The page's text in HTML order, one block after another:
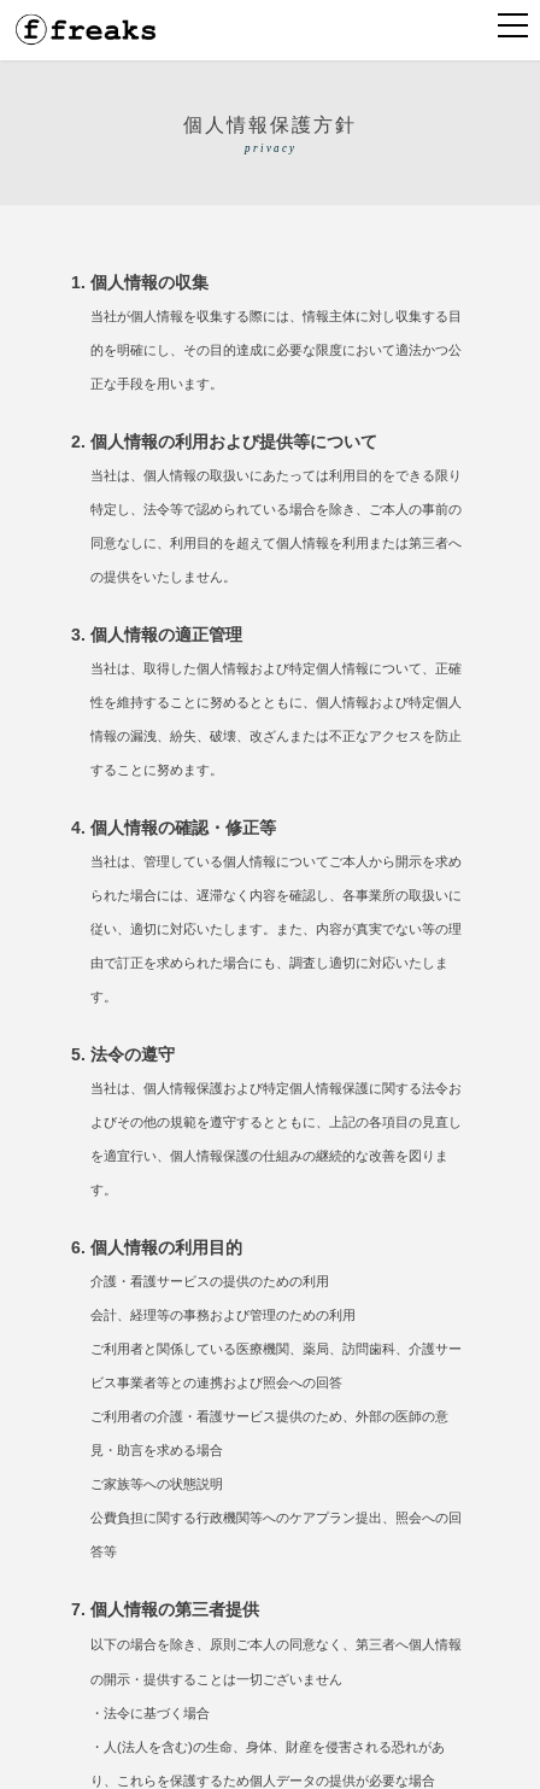
個人情報保護方針
privacy
個人情報の収集
当社が個人情報を収集する際には、情報主体に対し収集する目
的を明確にし、その目的達成に必要な限度において適法かつ公
正な手段を用います。
個人情報の利用および提供等について
当社は、個人情報の取扱いにあたっては利用目的をできる限り
特定し、法令等で認められている場合を除き、ご本人の事前の
同意なしに、利用目的を超えて個人情報を利用または第三者へ
の提供をいたしません。
個人情報の適正管理
当社は、取得した個人情報および特定個人情報について、正確
性を維持することに努めるとともに、個人情報および特定個人
情報の漏洩、紛失、破壊、改ざんまたは不正なアクセスを防止
することに努めます。
個人情報の確認・修正等
当社は、管理している個人情報についてご本人から開示を求め
られた場合には、遅滞なく内容を確認し、各事業所の取扱いに
従い、適切に対応いたします。また、内容が真実でない等の理
由で訂正を求められた場合にも、調査し適切に対応いたしま
す。
法令の遵守
当社は、個人情報保護および特定個人情報保護に関する法令お
よびその他の規範を遵守するとともに、上記の各項目の見直し
を適宜行い、個人情報保護の仕組みの継続的な改善を図りま
す。
個人情報の利用目的
介護・看護サービスの提供のための利用
会計、経理等の事務および管理のための利用
ご利用者と関係している医療機関、薬局、訪問歯科、介護サー
ビス事業者等との連携および照会への回答
ご利用者の介護・看護サービス提供のため、外部の医師の意
見・助言を求める場合
ご家族等への状態説明
公費負担に関する行政機関等へのケアプラン提出、照会への回
答等
個人情報の第三者提供
以下の場合を除き、原則ご本人の同意なく、第三者へ個人情報
の開示・提供することは一切ございません
・法令に基づく場合
・人(法人を含む)の生命、身体、財産を侵害される恐れがあ
り、これらを保護するため個人データの提供が必要な場合